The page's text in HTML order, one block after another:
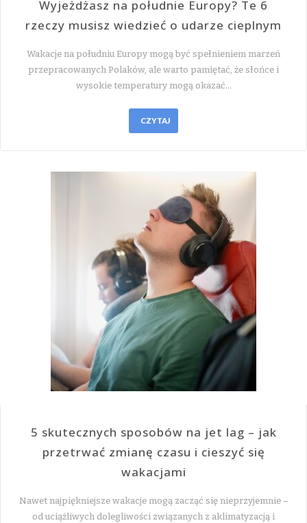
Wyjeżdżasz na południe Europy? Te 6
rzeczy musisz wiedzieć o udarze cieplnym
Wakacje na południu Europy mogą być spełnieniem marzeń
przepracowanych Polaków, ale warto pamiętać, że słońce i
wysokie temperatury mogą okazać…
CZYTAJ
5 skutecznych sposobów na jet lag – jak
przetrwać zmianę czasu i cieszyć się
wakacjami
Nawet najpiękniejsze wakacje mogą zacząć się nieprzyjemnie –
od uciążliwych dolegliwości związanych z aklimatyzacją i